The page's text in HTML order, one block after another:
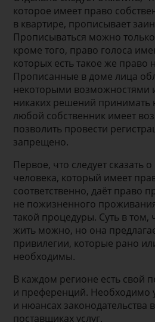
которое имеет право
в квартире, прописывает
Прописываться можно только
кроме того, право голоса
которых есть такое же право
Прописанные в доме лица
некоторыми возможностями
никаких решений принимать
любой собственник имеет
позволить провести
запрещено.
Первое, что следует сказать
человека, который имеет
соответственно, даёт право
не пожизненного
такой процедуры. Суть в том,
жить можно, но она
привилегии, которые рано
необходимы.
В каждом регионе есть свой
и преференций. Необходимо
и нюансах законодательства
поставщиках услуг.